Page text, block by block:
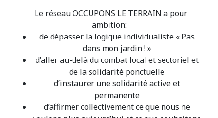
Le réseau OCCUPONS LE TERRAIN a pour
ambition:
de dépasser la logique individualiste « Pas
dans mon jardin ! »
d’aller au-delà du combat local et sectoriel et
de la solidarité ponctuelle
d’instaurer une solidarité active et
permanente
d’affirmer collectivement ce que nous ne